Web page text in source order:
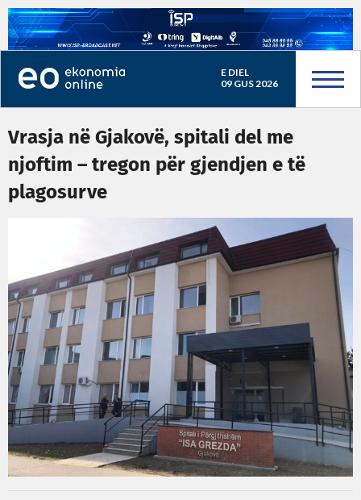
E DIEL
09 GUS 2026
Vrasja në Gjakovë, spitali del me
njoftim – tregon për gjendjen e të
plagosurve